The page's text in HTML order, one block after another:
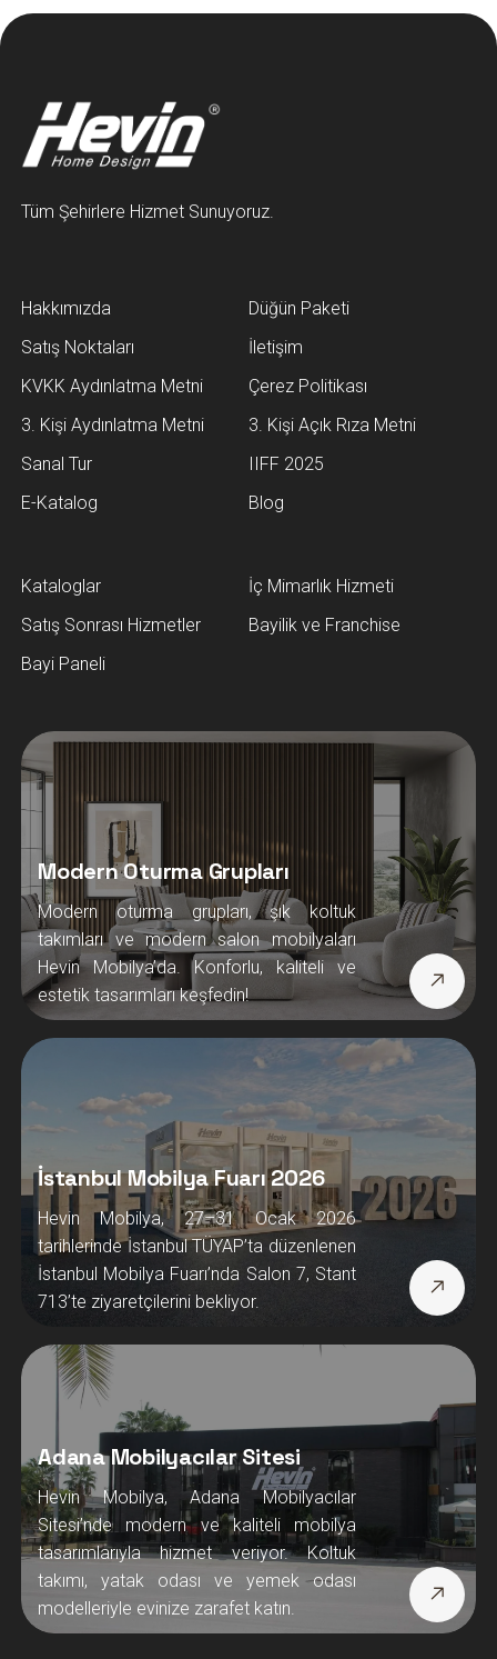
Tüm Şehirlere Hizmet Sunuyoruz.
Hakkımızda
Düğün Paketi
Satış Noktaları
İletişim
KVKK Aydınlatma Metni
Çerez Politikası
3. Kişi Aydınlatma Metni
3. Kişi Açık Rıza Metni
Sanal Tur
IIFF 2025
E-Katalog
Blog
Kataloglar
İç Mimarlık Hizmeti
Satış Sonrası Hizmetler
Bayilik ve Franchise
Bayi Paneli
Modern Oturma Grupları
Modern oturma grupları, şık koltuk
takımları ve modern salon mobilyaları
Hevin Mobilya’da. Konforlu, kaliteli ve
estetik tasarımları keşfedin!
İstanbul Mobilya Fuarı 2026
Hevin Mobilya, 27–31 Ocak 2026
tarihlerinde İstanbul TÜYAP’ta düzenlenen
İstanbul Mobilya Fuarı’nda Salon 7, Stant
713’te ziyaretçilerini bekliyor.
Adana Mobilyacılar Sitesi
Hevin Mobilya, Adana Mobilyacılar
Sitesi’nde modern ve kaliteli mobilya
tasarımlarıyla hizmet veriyor. Koltuk
takımı, yatak odası ve yemek odası
modelleriyle evinize zarafet katın.